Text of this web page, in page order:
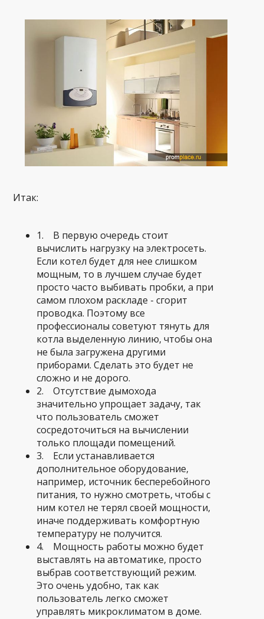
Итак:
1. В первую очередь стоит
вычислить нагрузку на электросеть.
Если котел будет для нее слишком
мощным, то в лучшем случае будет
просто часто выбивать пробки, а при
самом плохом раскладе - сгорит
проводка. Поэтому все
профессионалы советуют тянуть для
котла выделенную линию, чтобы она
не была загружена другими
приборами. Сделать это будет не
сложно и не дорого.
2. Отсутствие дымохода
значительно упрощает задачу, так
что пользователь сможет
сосредоточиться на вычислении
только площади помещений.
3. Если устанавливается
дополнительное оборудование,
например, источник бесперебойного
питания, то нужно смотреть, чтобы с
ним котел не терял своей мощности,
иначе поддерживать комфортную
температуру не получится.
4. Мощность работы можно будет
выставлять на автоматике, просто
выбрав соответствующий режим.
Это очень удобно, так как
пользователь легко сможет
управлять микроклиматом в доме.